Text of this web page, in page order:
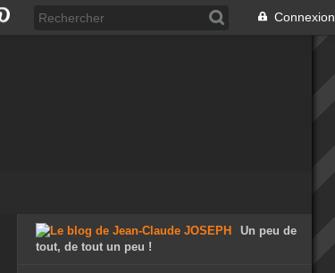
Connexion
Un peu de
tout, de tout un peu !